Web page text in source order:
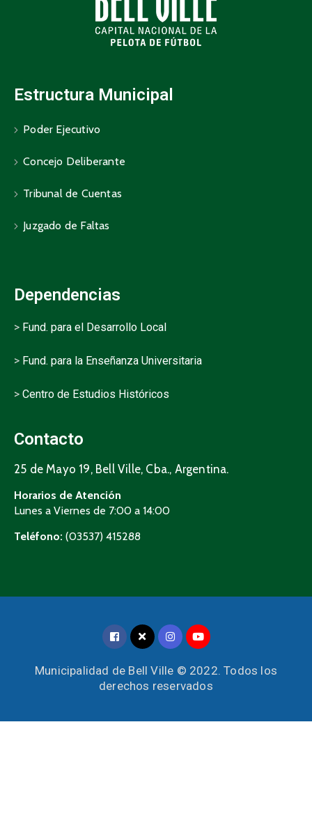
Estructura Municipal
Poder Ejecutivo
Concejo Deliberante
Tribunal de Cuentas
Juzgado de Faltas
Dependencias
> Fund. para el Desarrollo Local
> Fund. para la Enseñanza Universitaria
> Centro de Estudios Históricos
Contacto
25 de Mayo 19, Bell Ville, Cba., Argentina.
Horarios de Atención
Lunes a Viernes de 7:00 a 14:00
Teléfono: (03537) 415288
Municipalidad de Bell Ville © 2022. Todos los
derechos reservados